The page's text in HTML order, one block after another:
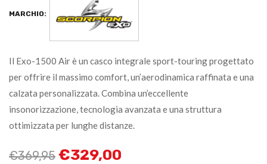
MARCHIO:
Il Exo-1500 Air è un casco integrale sport-touring progettato
per offrire il massimo comfort, un’aerodinamica raffinata e una
calzata personalizzata. Combina un’eccellente
insonorizzazione, tecnologia avanzata e una struttura
ottimizzata per lunghe distanze.
€369,95 €329,00